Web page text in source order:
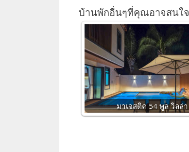
บ้านพักอื่นๆที่คุณอาจสนใจ
มาเจสติค 54 พูล วิลล่า